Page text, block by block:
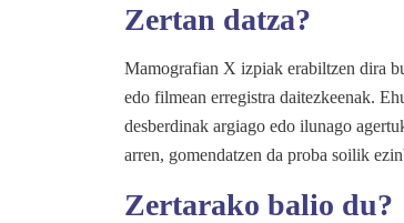
Zertan datza?
Mamografian X izpiak erabiltzen dira
edo filmean erregistra daitezkeenak.
desberdinak argiago edo ilunago
arren, gomendatzen da proba soilik
Zertarako balio du?